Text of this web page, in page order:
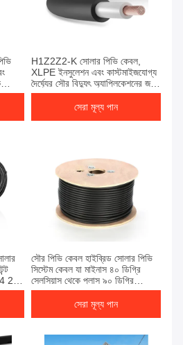
H1Z2Z2-K সোলার পিভি কেবল,
XLPE ইনসুলেশন এবং কাস্টমাইজযোগ্য
দৈর্ঘ্যের সৌর বিদ্যুৎ অ্যাপ্লিকেশনের জন্য
1500V ভোল্টেজ রেটিং সহ
সেরা মূল্য পান
2
করা
সৌর পিভি কেবল হাইব্রিড সোলার পিভি
সিস্টেম কেবল যা মাইনাস ৪০ ডিগ্রি
সেলসিয়াস থেকে প্লাস ৯০ ডিগ্রি
সেলসিয়াস তাপমাত্রা পরিসরের জন্য
উপযুক্ত, টেকসইসেরা মূল্য পান